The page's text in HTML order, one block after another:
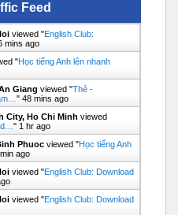
Feed
viewed "English Club:
mins ago
"Học tiếng Anh lên nhanh
Giang viewed "Thẻ -
" 48 mins ago
City, Ho Chi Minh viewed
" 1 hr ago
Phuoc viewed "Học tiếng Anh
ago
viewed "English Club: Download
viewed "English Club: Download